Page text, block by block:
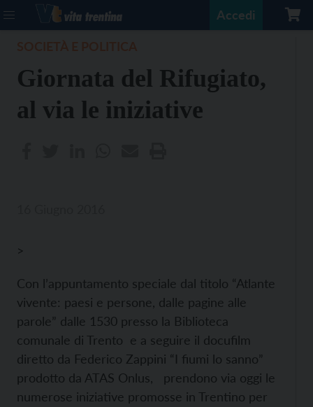
Accedi
Giornata del Rifugiato,
al via le iniziative
>
Con l’appuntamento speciale dal titolo “Atlante
vivente: paesi e persone, dalle pagine alle
parole” dalle 1530 presso la Biblioteca
comunale di Trento e a seguire il docufilm
diretto da Federico Zappini “I fiumi lo sanno”
prodotto da ATAS Onlus, prendono via oggi le
numerose iniziative promosse in Trentino per